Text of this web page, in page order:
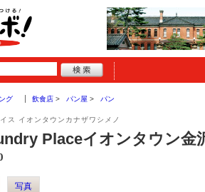
グ 飲食店 パン屋 パン
ス イオンタウンカナザワシメノ
Placeイオンタウン金
写真